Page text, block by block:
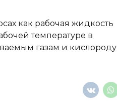
как рабочая жидкость
температуре в
газам и кислороду